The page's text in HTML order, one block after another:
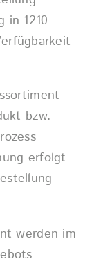
in 1210
bzw.
erfolgt
werden im